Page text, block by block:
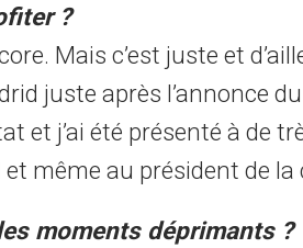
?
Mais c’est juste et
juste après l’annonce
et j’ai été présenté à de
et même au président de
moments déprimants ?